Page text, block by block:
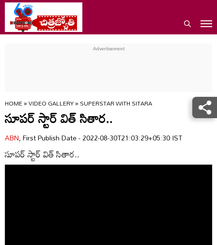
HOME»VIDEO GALLERY»SUPERSTAR WITH SITARA
సూపర్ స్టార్ విత్ సితార..
ABN, First Publish Date - 2022-08-30T21:03:29+05:30 IST
సూపర్ స్టార్ విత్ సితార..